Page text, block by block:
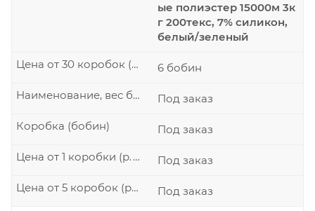
ые полиэстер 15000м 3к
г 200текс, 7% силикон,
белый/зеленый
6 бобин
Цена от 30 коробок (р./шт.)
Под заказ
Наименование, вес бобины
Под заказ
Коробка (бобин)
Под заказ
Цена от 1 коробки (р./шт.)
Под заказ
Цена от 5 коробок (р./шт.)